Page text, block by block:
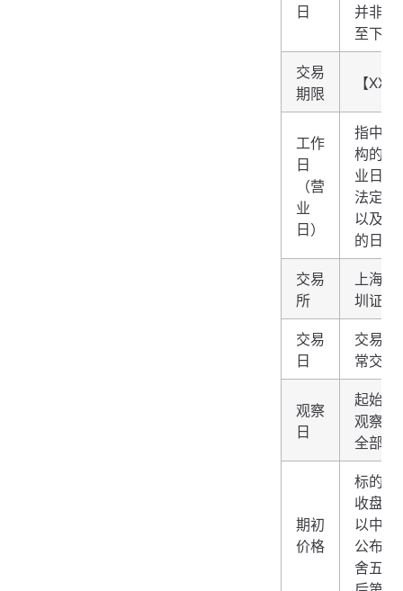
日
并非交
至下一
交易
期限
【
工作
日
（营
业
日）
指中国
构的对
业日（
法定公
以及交
的日期
交易
所
上海
圳证券
交易
日
交易所
常交易
观察
日
起始日
观察日
全部交
期初
价格
标的资
收盘价
以中证
公布的
舍五入